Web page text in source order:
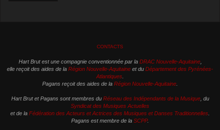
CONTACTS
Hart Brut est une compagnie conventionnée par la DRAC Nouvelle-Aquitaine,
elle reçoit des aides de la Région Nouvelle-Aquitaine et du Département des Pyrénées-
Atlantiques
Pagans reçoit des aides de la Région Nouvelle-Aquitaine
Hart Brut et Pagans sont membres du Réseau des Indépendants de la Musique, du
Syndicat des Musiques Actuelles
et de la Fédération des Acteurs et Actrices des Musiques et Danses Traditionnelles
Pagans est membre de la SCPP.